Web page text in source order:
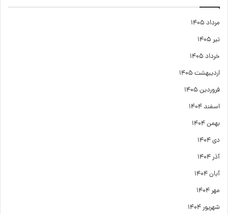
مرداد ۱۴۰۵
تیر ۱۴۰۵
خرداد ۱۴۰۵
اردیبهشت ۱۴۰۵
فروردین ۱۴۰۵
اسفند ۱۴۰۴
بهمن ۱۴۰۴
دی ۱۴۰۴
آذر ۱۴۰۴
آبان ۱۴۰۴
مهر ۱۴۰۴
شهریور ۱۴۰۴